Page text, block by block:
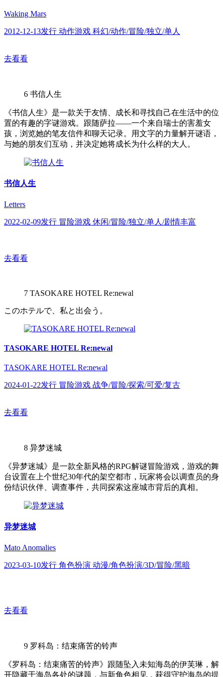
Waking Mars
2012-12-13发行 动作游戏 科幻/动作/冒险/独立/单人
去看看
6 书信人生
《书信人生》是一款关于友情、成长和寻找自己在生活中的位
置的有趣的字谜游戏。跟随萨拉——一个来自瑞士的害羞女
孩，浏览她的笔友信件和聊天记录。用文字的力量解开谜语，
与她的朋友们互动，并决定她将成长为什么样的大人。
书信人生
Letters
2022-02-09发行 冒险游戏 休闲/冒险/独立/单人/剧情丰富
去看看
7 TASOKARE HOTEL Re:newal
このホテルで、私と出会う。
TASOKARE HOTEL Re:newal
TASOKARE HOTEL Re:newal
2024-01-22发行 冒险游戏 战争/冒险/探索/可爱/复古
去看看
8 异梦迷城
《异梦迷城》是一款全新风格的RPG解谜冒险游戏，游戏的舞
台设置在上个世纪30年代的架空都市，玩家将会以调查员的身
份结识伙伴、调查事件，共同探索这座城市背后的真相。
异梦迷城
Mato Anomalies
2023-03-10发行 角色扮演 动漫/角色扮演/3D/冒险/黑暗
去看看
9 罗科岛：结束痛苦的铃声
《罗科岛：结束痛苦的铃声》跟随坠入未知海岛的伊芙琳，解
开隐藏于海岛各处的谜题，与新角色相见，获得守护海岛的提